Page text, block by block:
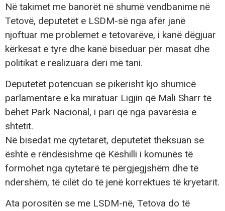
Në takimet me banorët në shumë vendbanime në
Tetovë, deputetët e LSDM-së nga afër janë
njoftuar me problemet e tetovarëve, i kanë dëgjuar
kërkesat e tyre dhe kanë biseduar për masat dhe
politikat e realizuara deri më tani.
Deputetët potencuan se pikërisht kjo shumicë
parlamentare e ka miratuar Ligjin që Mali Sharr të
bëhet Park Nacional, i pari që nga pavarësia e
shtetit.
Në bisedat me qytetarët, deputetët theksuan se
është e rëndësishme që Këshilli i komunës të
formohet nga qytetarë të përgjegjshëm dhe të
ndershëm, të cilët do të jenë korrektues të kryetarit.
Ata porositën se me LSDM-në, Tetova do të